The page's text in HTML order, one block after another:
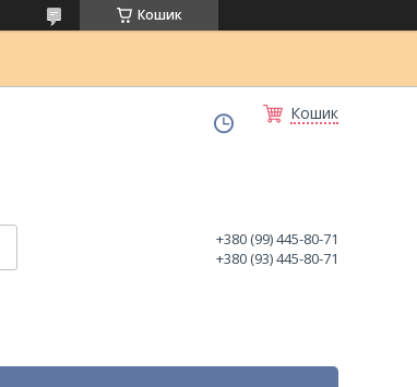
Кошик
Кошик
+380 (99) 445-80-71
+380 (93) 445-80-71